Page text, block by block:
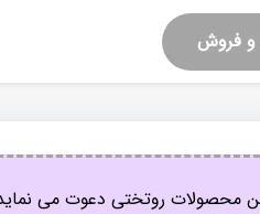
و فروش
محصولات روتختی دعوت می